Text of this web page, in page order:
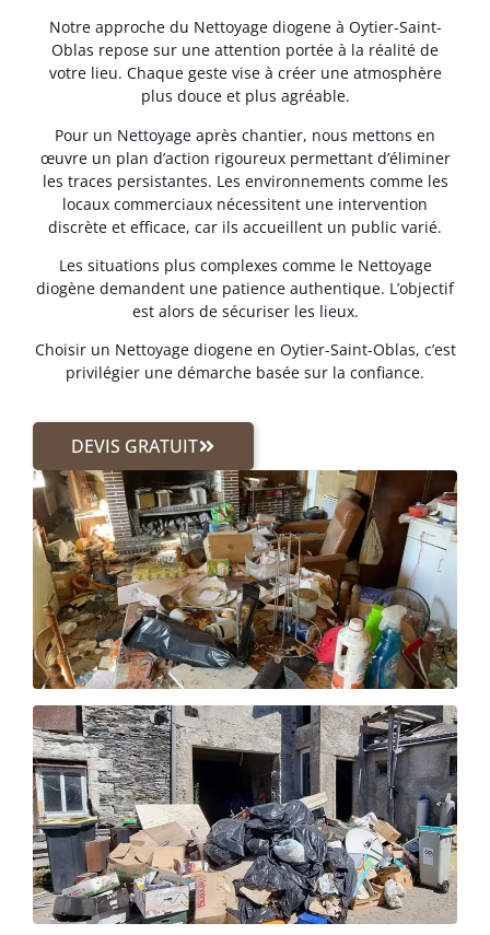
Notre approche du Nettoyage diogene à Oytier-Saint-
Oblas repose sur une attention portée à la réalité de
votre lieu. Chaque geste vise à créer une atmosphère
plus douce et plus agréable.
Pour un Nettoyage après chantier, nous mettons en
œuvre un plan d’action rigoureux permettant d’éliminer
les traces persistantes. Les environnements comme les
locaux commerciaux nécessitent une intervention
discrète et efficace, car ils accueillent un public varié.
Les situations plus complexes comme le Nettoyage
diogène demandent une patience authentique. L’objectif
est alors de sécuriser les lieux.
Choisir un Nettoyage diogene en Oytier-Saint-Oblas, c’est
privilégier une démarche basée sur la confiance.
DEVIS GRATUIT